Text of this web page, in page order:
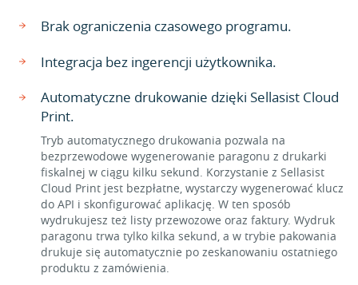
Brak ograniczenia czasowego programu.
Integracja bez ingerencji użytkownika.
Automatyczne drukowanie dzięki Sellasist Cloud
Print.
Tryb automatycznego drukowania pozwala na
bezprzewodowe wygenerowanie paragonu z drukarki
fiskalnej w ciągu kilku sekund. Korzystanie z Sellasist
Cloud Print jest bezpłatne, wystarczy wygenerować klucz
do API i skonfigurować aplikację. W ten sposób
wydrukujesz też listy przewozowe oraz faktury. Wydruk
paragonu trwa tylko kilka sekund, a w trybie pakowania
drukuje się automatycznie po zeskanowaniu ostatniego
produktu z zamówienia.